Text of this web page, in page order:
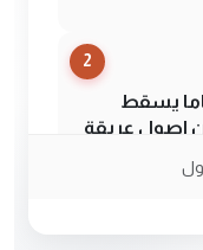
2
يسقط
اصول عريقة